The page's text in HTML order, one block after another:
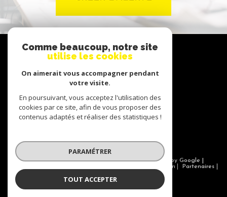
NOUS
suivre
NOUS
adhérons
© 2026 | Tous droits réservés | Traduction powered by Google |
Admin
Partenaires
Comme beaucoup, notre site
utilise les cookies
On aimerait vous accompagner pendant
votre visite.
En poursuivant, vous acceptez l'utilisation des
cookies par ce site, afin de vous proposer des
contenus adaptés et réaliser des statistiques !
PARAMÉTRER
TOUT ACCEPTER